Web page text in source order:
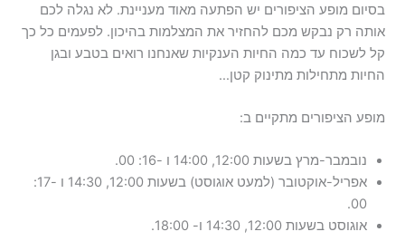
בסיום מופע הציפורים יש הפתעה מאוד מעניינת. לא נגלה לכם
אותה רק נבקש מכם להחזיר את המצלמות בהיכון. לפעמים כל כך
קל לשכוח עד כמה החיות הענקיות שאנחנו רואים בטבע ובגן
החיות מתחילות מתינוק קטן…
מופע הציפורים מתקיים ב:
נובמבר-מרץ בשעות 12:00, 14:00 ו -16: 00.
אפריל-אוקטובר (למעט אוגוסט) בשעות 12:00, 14:30 ו -17:
00.
אוגוסט בשעות 12:00, 14:30 ו- 18:00.